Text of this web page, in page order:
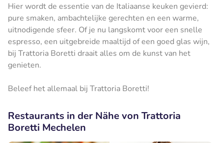
Hier wordt de essentie van de Italiaanse keuken gevierd:
pure smaken, ambachtelijke gerechten en een warme,
uitnodigende sfeer. Of je nu langskomt voor een snelle
espresso, een uitgebreide maaltijd of een goed glas wijn,
bij Trattoria Boretti draait alles om de kunst van het
genieten.
Beleef het allemaal bij Trattoria Boretti!
Restaurants in der Nähe von Trattoria
Boretti Mechelen